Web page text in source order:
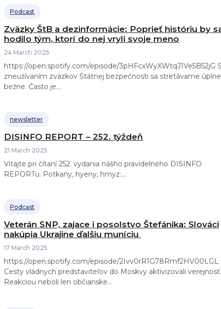
Podcast
Zväzky ŠtB a dezinformácie: Poprieť históriu by
hodilo tým, ktorí do nej vryli svoje meno
24 March 2025
https://open.spotify.com/episode/3pHFcxWyXWtqJ1Ve5B52jG So
zneužívaním zväzkov Štátnej bezpečnosti sa stretávame úplne
bežne. Často je...
newsletter
DISINFO REPORT – 252. týždeň
21 March 2025
Vitajte pri čítaní 252. vydania nášho pravidelného DISINFO
REPORTu. Potkany, hyeny, hmyz:...
Podcast
Veterán SNP, zajace i posolstvo Štefánika: Slováci
nakúpia Ukrajine ďalšiu muníciu
17 March 2025
https://open.spotify.com/episode/2Ivv0rR1G78Rmf2HV00LGL
Cesty vládnych predstaviteľov do Moskvy aktivizovali verejnosť.
Reakciou neboli len občianske...